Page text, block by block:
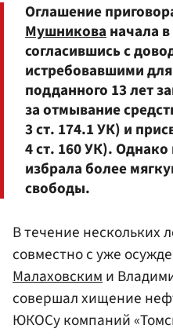
Оглашение
Мушникованачала
согласившись с
истребовавшими
подданного 13 лет
за отмывание
3 ст. 174.1 УК) и
4 ст. 160 УК).
избрала более
свободы.
В течение нескольких
совместно с уже
Малаховскими
совершал хищение
ЮКОСу компаний